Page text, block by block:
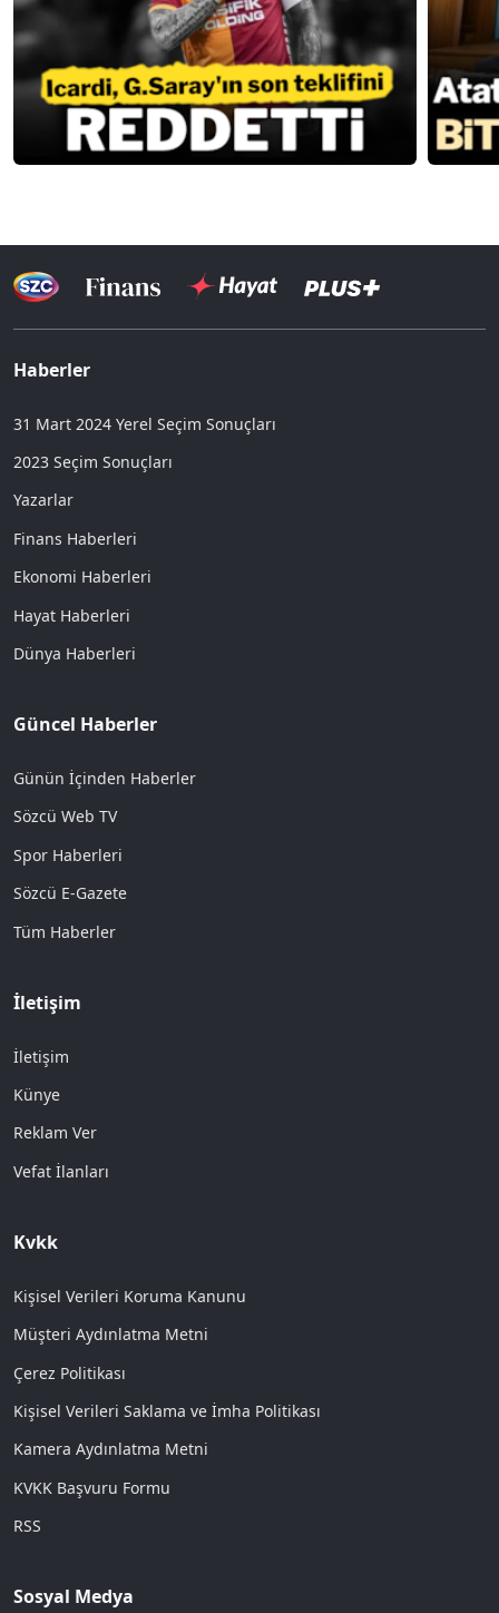
Haberler
31 Mart 2024 Yerel Seçim Sonuçları
2023 Seçim Sonuçları
Yazarlar
Finans Haberleri
Ekonomi Haberleri
Hayat Haberleri
Dünya Haberleri
Güncel Haberler
Günün İçinden Haberler
Sözcü Web TV
Spor Haberleri
Sözcü E-Gazete
Tüm Haberler
İletişim
İletişim
Künye
Reklam Ver
Vefat İlanları
Kvkk
Kişisel Verileri Koruma Kanunu
Müşteri Aydınlatma Metni
Çerez Politikası
Kişisel Verileri Saklama ve İmha Politikası
Kamera Aydınlatma Metni
KVKK Başvuru Formu
RSS
Sosyal Medya